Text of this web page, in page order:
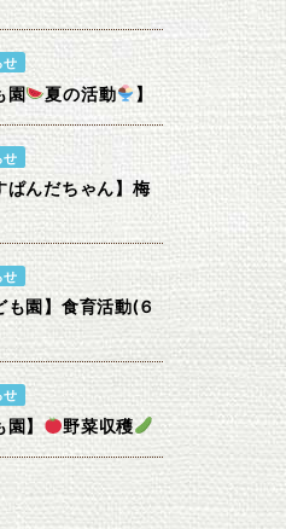
せ
園 夏の活動 】
せ
ぱんだちゃん】梅
せ
園】食育活動(６
せ
園】 野菜収穫